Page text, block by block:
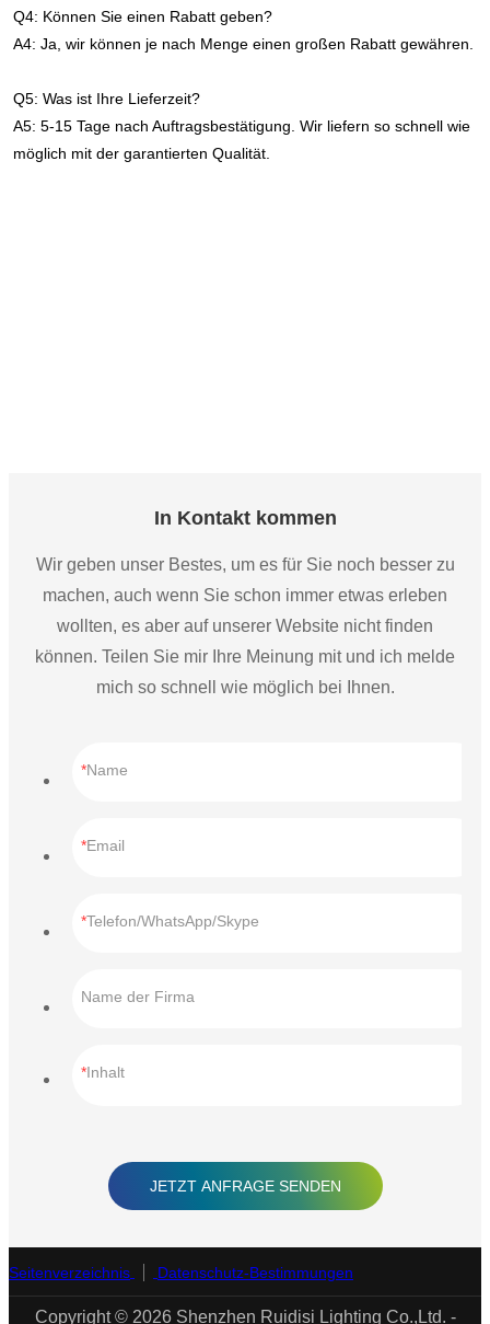
Q4: Können Sie einen Rabatt geben?
A4: Ja, wir können je nach Menge einen großen Rabatt gewähren.
Q5: Was ist Ihre Lieferzeit?
A5: 5-15 Tage nach Auftragsbestätigung. Wir liefern so schnell wie
möglich mit der garantierten Qualität.
In Kontakt kommen
Wir geben unser Bestes, um es für Sie noch besser zu
machen, auch wenn Sie schon immer etwas erleben
wollten, es aber auf unserer Website nicht finden
können. Teilen Sie mir Ihre Meinung mit und ich melde
mich so schnell wie möglich bei Ihnen.
Name
Email
Telefon/WhatsApp/Skype
Name der Firma
Inhalt
JETZT ANFRAGE SENDEN
Seitenverzeichnis Datenschutz-Bestimmungen
Copyright © 2026 Shenzhen Ruidisi Lighting Co.,Ltd. -